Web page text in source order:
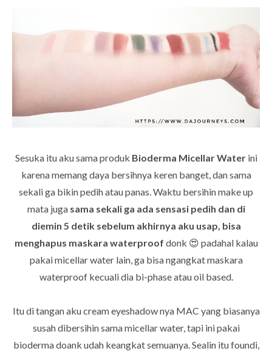
Sesuka itu aku sama produk Bioderma Micellar Water ini
karena memang daya bersihnya keren banget, dan sama
sekali ga bikin pedih atau panas. Waktu bersihin make up
mata jugasama sekali ga ada sensasi pedih dan di
diemin 5 detik sebelum akhirnya aku usap, bisa
menghapus maskara waterproof donk 😍 padahal kalau
pakai micellar water lain, ga bisa ngangkat maskara
waterproof kecuali dia bi-phase atau oil based.
Itu di tangan aku cream eyeshadow nya MAC yang biasanya
susah dibersihin sama micellar water, tapi ini pakai
bioderma doank udah keangkat semuanya. Sealin itu foundi,